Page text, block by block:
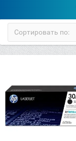
Сортировать по: